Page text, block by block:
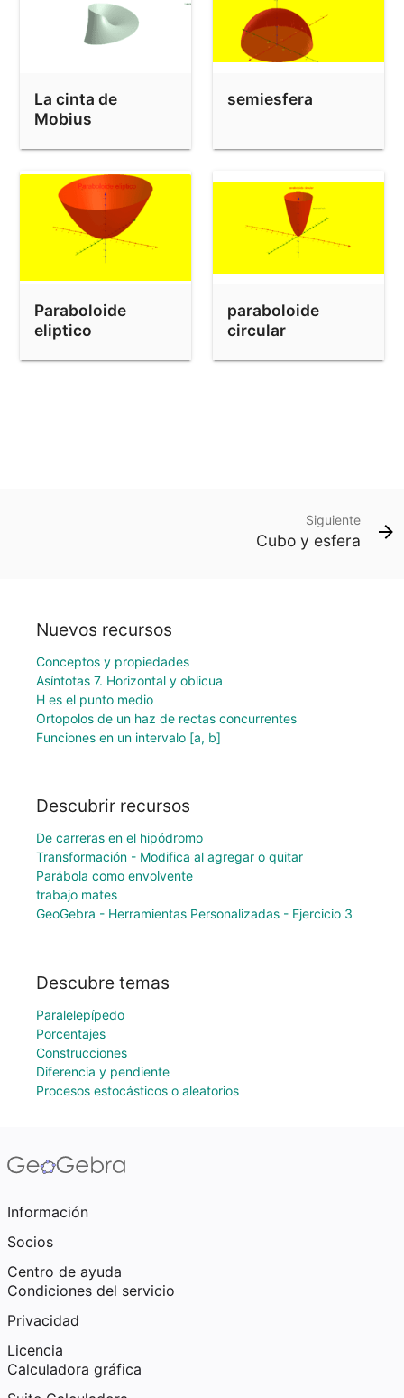
La cinta de
Mobius
semiesfera
Paraboloide
eliptico
paraboloide
circular
Siguiente
Cubo y esfera
Nuevos recursos
Conceptos y propiedades
Asíntotas 7. Horizontal y oblicua
H es el punto medio
Ortopolos de un haz de rectas concurrentes
Funciones en un intervalo [a, b]
Descubrir recursos
De carreras en el hipódromo
Transformación - Modifica al agregar o quitar
Parábola como envolvente
trabajo mates
GeoGebra - Herramientas Personalizadas - Ejercicio 3
Descubre temas
Paralelepípedo
Porcentajes
Construcciones
Diferencia y pendiente
Procesos estocásticos o aleatorios
Información
Socios
Centro de ayuda
Condiciones del servicio
Privacidad
Licencia
Calculadora gráfica